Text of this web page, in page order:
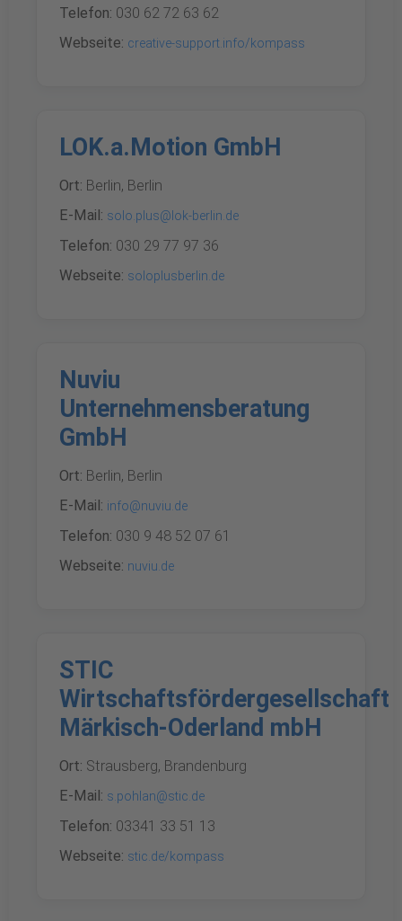
Telefon: 030 62 72 63 62
Webseite: creative-support.info/kompass
LOK.a.Motion GmbH
Ort: Berlin, Berlin
E-Mail: solo.plus@lok-berlin.de
Telefon: 030 29 77 97 36
Webseite: soloplusberlin.de
Nuviu
Unternehmensberatung
GmbH
Ort: Berlin, Berlin
E-Mail: info@nuviu.de
Telefon: 030 9 48 52 07 61
Webseite: nuviu.de
STIC
Wirtschaftsfördergesellschaft
Märkisch-Oderland mbH
Ort: Strausberg, Brandenburg
E-Mail: s.pohlan@stic.de
Telefon: 03341 33 51 13
Webseite: stic.de/kompass